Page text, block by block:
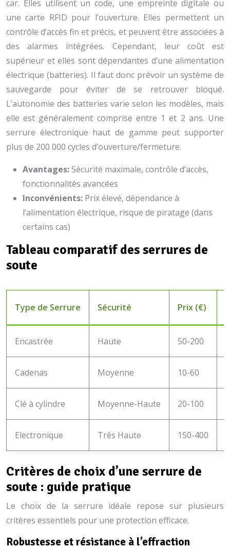
car. Elles utilisent un code, une empreinte digitale ou
une carte RFID pour l’ouverture. Elles permettent un
contrôle d’accès fin et précis, et peuvent être associées à
des alarmes intégrées. Cependant, leur coût est
supérieur et elles sont dépendantes d’une alimentation
électrique (batteries). Il faut donc prévoir un système de
sauvegarde pour éviter de se retrouver bloqué.
L’autonomie des batteries varie selon les modèles, mais
elle est généralement comprise entre 1 et 2 ans. Une
serrure électronique haut de gamme peut supporter
plus de 200 000 cycles d’ouverture/fermeture.
Avantages:Sécurité maximale, contrôle d’accès,
fonctionnalités avancées
Inconvénients: Prix élevé, dépendance à
l’alimentation électrique, risque de piratage (dans
certains cas)
Tableau comparatif des serrures de
soute
Type de Serrure Sécurité Prix (€)
Encastrée Haute 50-200
Cadenas Moyenne 10-60
Clé à cylindre Moyenne-Haute 20-100
Electronique Très Haute 150-400
Critères de choix d’une serrure de
soute : guide pratique
Le choix de la serrure idéale repose sur plusieurs
critères essentiels pour une protection efficace.
Robustesse et résistance à l’effraction